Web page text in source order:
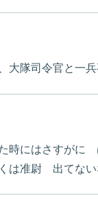
大隊司令官と一
時にはさすがに
は准尉 出てな